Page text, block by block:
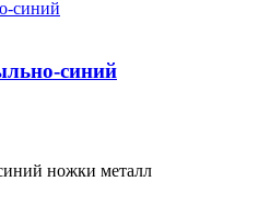
синий
ножки металл